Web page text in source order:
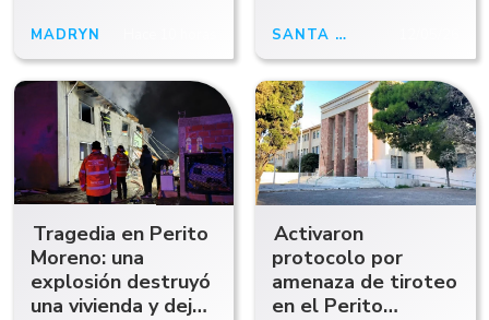
fallas en la
atención de PAMI
MADRYN SANTA CRUZ
Tragedia en Perito
Moreno: una
explosión destruyó
una vivienda y dejó
Activaron
protocolo por
amenaza de tiroteo
en el Perito